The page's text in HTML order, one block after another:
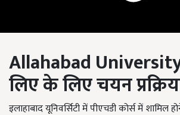
Allahabad
लिए के लिए चयन
इलाहाबाद यूनिवर्सिटी में पीएचडी कोर्स में